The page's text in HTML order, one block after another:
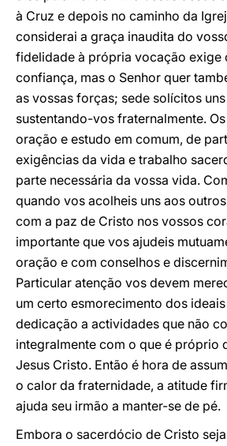
à Cruz e depois no caminho da
considerai a graça inaudita do
fidelidade à própria vocação exige
confiança, mas o Senhor quer
as vossas forças; sede solícitos
sustentando-vos fraternalmente.
oração e estudo em comum, de
exigências da vida e trabalho
parte necessária da vossa vida.
quando vos acolheis uns aos
com a paz de Cristo nos vossos
importante que vos ajudeis
oração e com conselhos e
Particular atenção vos devem
um certo esmorecimento dos
dedicação a actividades que não
integralmente com o que é próprio
Jesus Cristo. Então é hora de
o calor da fraternidade, a atitude
ajuda seu irmão a manter-se de pé.
Embora o sacerdócio de Cristo